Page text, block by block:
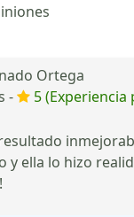
Ortega
-
5 (Experiencia
y ella lo hizo